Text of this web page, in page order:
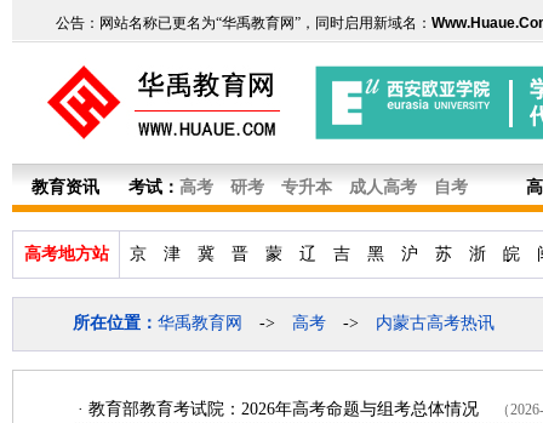
公告：网站名称已更名为“华禹教育网”，同时启用新域名：
教育资讯 考试： 高考 研考 专升本 成人高考 自考
高考地方站 京 津 冀 晋 蒙 辽 吉 黑 沪 苏 浙 皖
所在位置： 华禹教育网 -> 高考 -> 内蒙古高考热讯
· 教育部教育考试院：2026年高考命题与组考总体情况 （